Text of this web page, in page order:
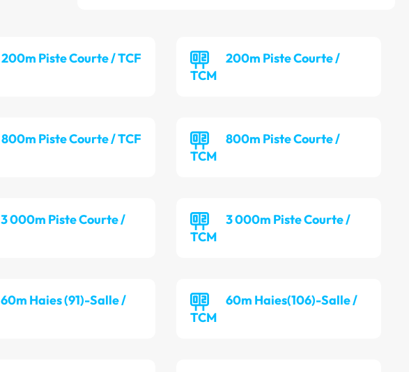
200m Piste Courte / TCF
200m Piste Courte /
TCM
800m Piste Courte / TCF
800m Piste Courte /
TCM
3 000m Piste Courte /
3 000m Piste Courte /
TCM
60m Haies (91)-Salle /
60m Haies(106)-Salle /
TCM